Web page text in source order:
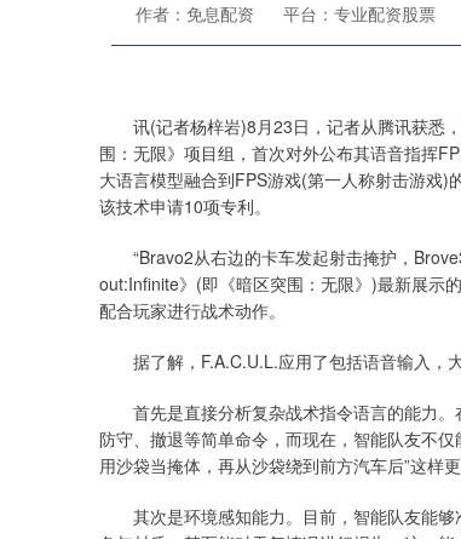
作者：免息配资 平台：专业配资股票
讯(记者杨梓岩)8月23日，记者从腾讯获悉，
围：无限》项目组，首次对外公布其语音指挥
大语言模型融合到FPS游戏(第一人称射击游戏
该技术申请10项专利。
“Bravo2从右边的卡车发起射击掩护，
out:Infinite》(即《暗区突围：无限》)最新展示
配合玩家进行战术动作。
据了解，F.A.C.U.L.应用了包括语音输入，
首先是直接分析复杂战术指令语言的能力。
防守、撤退等简单命令，而现在，智能队友不仅
用沙袋当掩体，再从沙袋绕到前方汽车后”这样
其次是环境感知能力。目前，智能队友能够